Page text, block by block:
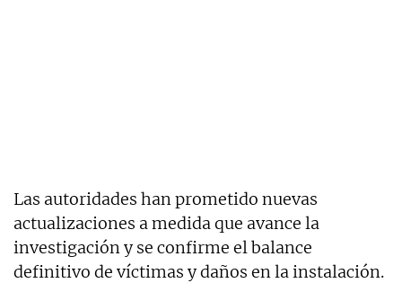
Las autoridades han prometido nuevas
actualizaciones a medida que avance la
investigación y se confirme el balance
definitivo de víctimas y daños en la instalación.